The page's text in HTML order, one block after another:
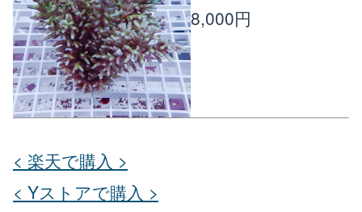
8,000円
< 楽天で購入 >
< Yストアで購入 >